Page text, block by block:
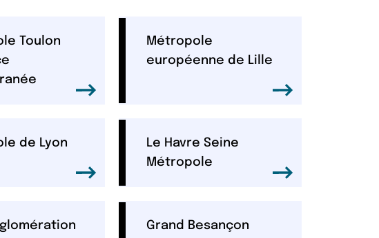
Toulon
Métropole
européenne de Lille
de Lyon
Le Havre Seine
Métropole
Grand Besançon